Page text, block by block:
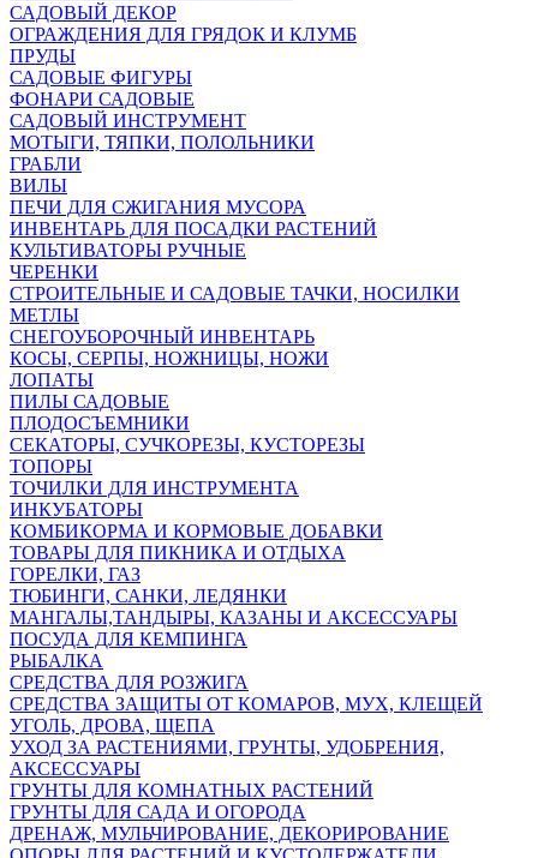
САДОВЫЙ ДЕКОР
ОГРАЖДЕНИЯ ДЛЯ ГРЯДОК И КЛУМБ
ПРУДЫ
САДОВЫЕ ФИГУРЫ
ФОНАРИ САДОВЫЕ
САДОВЫЙ ИНСТРУМЕНТ
МОТЫГИ, ТЯПКИ, ПОЛОЛЬНИКИ
ГРАБЛИ
ВИЛЫ
ПЕЧИ ДЛЯ СЖИГАНИЯ МУСОРА
ИНВЕНТАРЬ ДЛЯ ПОСАДКИ РАСТЕНИЙ
КУЛЬТИВАТОРЫ РУЧНЫЕ
ЧЕРЕНКИ
СТРОИТЕЛЬНЫЕ И САДОВЫЕ ТАЧКИ, НОСИЛКИ
МЕТЛЫ
СНЕГОУБОРОЧНЫЙ ИНВЕНТАРЬ
КОСЫ, СЕРПЫ, НОЖНИЦЫ, НОЖИ
ЛОПАТЫ
ПИЛЫ САДОВЫЕ
ПЛОДОСЪЕМНИКИ
СЕКАТОРЫ, СУЧКОРЕЗЫ, КУСТОРЕЗЫ
ТОПОРЫ
ТОЧИЛКИ ДЛЯ ИНСТРУМЕНТА
ИНКУБАТОРЫ
КОМБИКОРМА И КОРМОВЫЕ ДОБАВКИ
ТОВАРЫ ДЛЯ ПИКНИКА И ОТДЫХА
ГОРЕЛКИ, ГАЗ
ТЮБИНГИ, САНКИ, ЛЕДЯНКИ
МАНГАЛЫ,ТАНДЫРЫ, КАЗАНЫ И АКСЕССУАРЫ
ПОСУДА ДЛЯ КЕМПИНГА
РЫБАЛКА
СРЕДСТВА ДЛЯ РОЗЖИГА
СРЕДСТВА ЗАЩИТЫ ОТ КОМАРОВ, МУХ, КЛЕЩЕЙ
УГОЛЬ, ДРОВА, ЩЕПА
УХОД ЗА РАСТЕНИЯМИ, ГРУНТЫ, УДОБРЕНИЯ,
АКСЕССУАРЫ
ГРУНТЫ ДЛЯ КОМНАТНЫХ РАСТЕНИЙ
ГРУНТЫ ДЛЯ САДА И ОГОРОДА
ДРЕНАЖ, МУЛЬЧИРОВАНИЕ, ДЕКОРИРОВАНИЕ